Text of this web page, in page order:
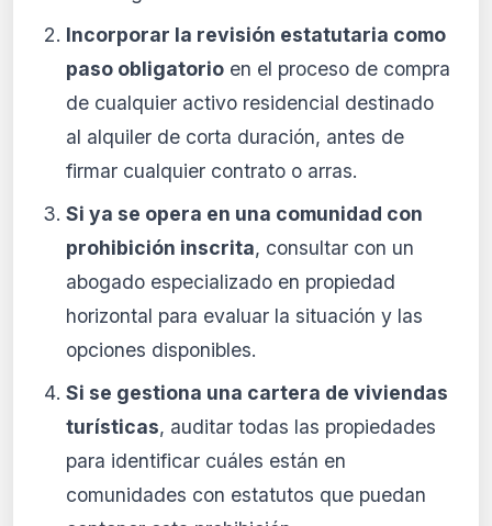
Incorporar la revisión estatutaria como
paso obligatorio en el proceso de compra
de cualquier activo residencial destinado
al alquiler de corta duración, antes de
firmar cualquier contrato o arras.
Si ya se opera en una comunidad con
prohibición inscrita, consultar con un
abogado especializado en propiedad
horizontal para evaluar la situación y las
opciones disponibles.
Si se gestiona una cartera de viviendas
turísticas, auditar todas las propiedades
para identificar cuáles están en
comunidades con estatutos que puedan